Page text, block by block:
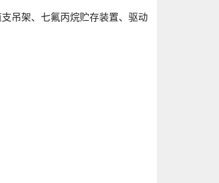
吊架、七氟丙烷贮存装置、驱动